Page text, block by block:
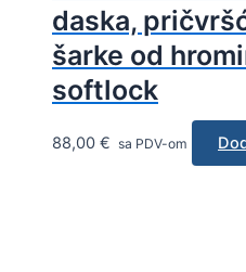
daska,
šarke od
softlock
88,00 € sa PDV-om